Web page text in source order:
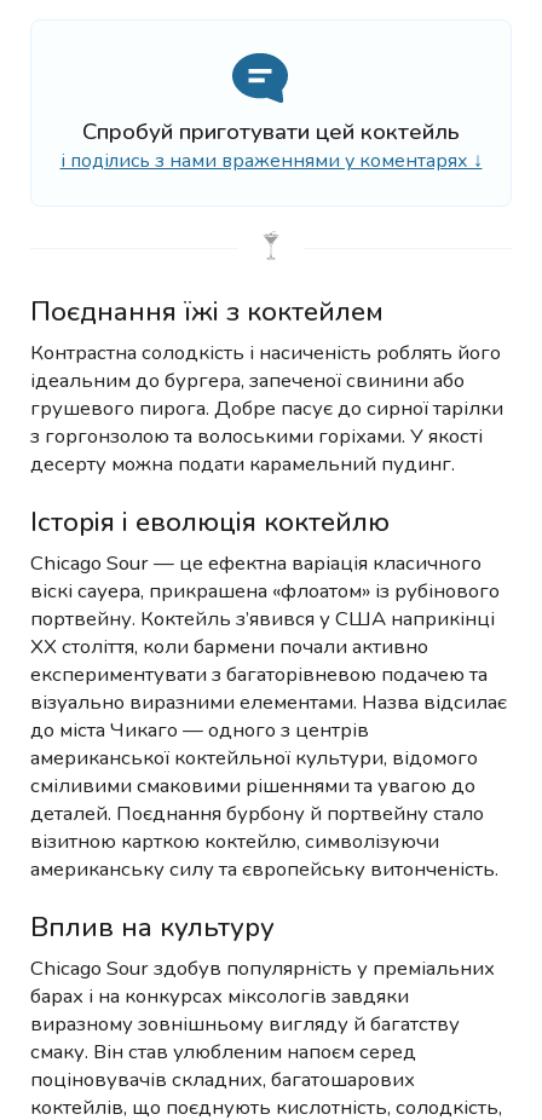
Спробуй приготувати цей коктейль
і поділись з нами враженнями у коментарях ↓
Поєднання їжі з коктейлем
Контрастна солодкість і насиченість роблять його
ідеальним до бургера, запеченої свинини або
грушевого пирога. Добре пасує до сирної тарілки
з горгонзолою та волоськими горіхами. У якості
десерту можна подати карамельний пудинг.
Історія і еволюція коктейлю
Chicago Sour — це ефектна варіація класичного
віскі сауера, прикрашена «флоатом» із рубінового
портвейну. Коктейль з’явився у США наприкінці
XX століття, коли бармени почали активно
експериментувати з багаторівневою подачею та
візуально виразними елементами. Назва відсилає
до міста Чикаго — одного з центрів
американської коктейльної культури, відомого
сміливими смаковими рішеннями та увагою до
деталей. Поєднання бурбону й портвейну стало
візитною карткою коктейлю, символізуючи
американську силу та європейську витонченість.
Вплив на культуру
Chicago Sour здобув популярність у преміальних
барах і на конкурсах міксологів завдяки
виразному зовнішньому вигляду й багатству
смаку. Він став улюбленим напоєм серед
поціновувачів складних, багатошарових
коктейлів, що поєднують кислотність, солодкість,